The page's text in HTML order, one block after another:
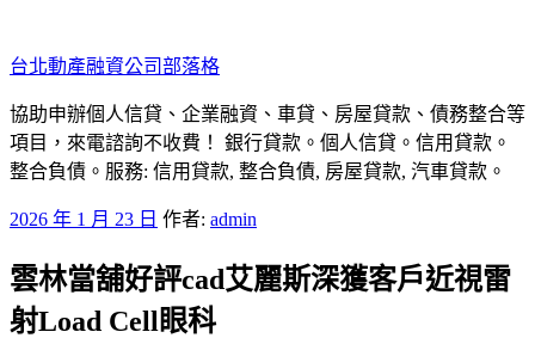
至
主
要
內
容
台北動產融資公司部落格
協助申辦個人信貸、企業融資、車貸、房屋貸款、債務整合等
項目，來電諮詢不收費！ 銀行貸款。個人信貸。信用貸款。
整合負債。服務: 信用貸款, 整合負債, 房屋貸款, 汽車貸款。
發
於
2026 年 1 月 23 日 作者: admin
雲林當舖好評cad艾麗斯深獲客戶近視雷
射Load Cell眼科